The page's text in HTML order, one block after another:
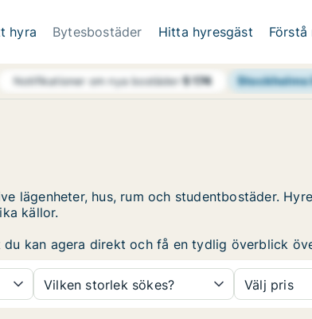
hyra Bytesbostäder Hitta hyresgäst Förstå
Notifikationer om nya bostäder5 174 Stockholms
lägenheter, hus, rum och studentbostäder.
källor.
kan agera direkt och få en tydlig överblick
Vilken storlek sökes? Välj pris